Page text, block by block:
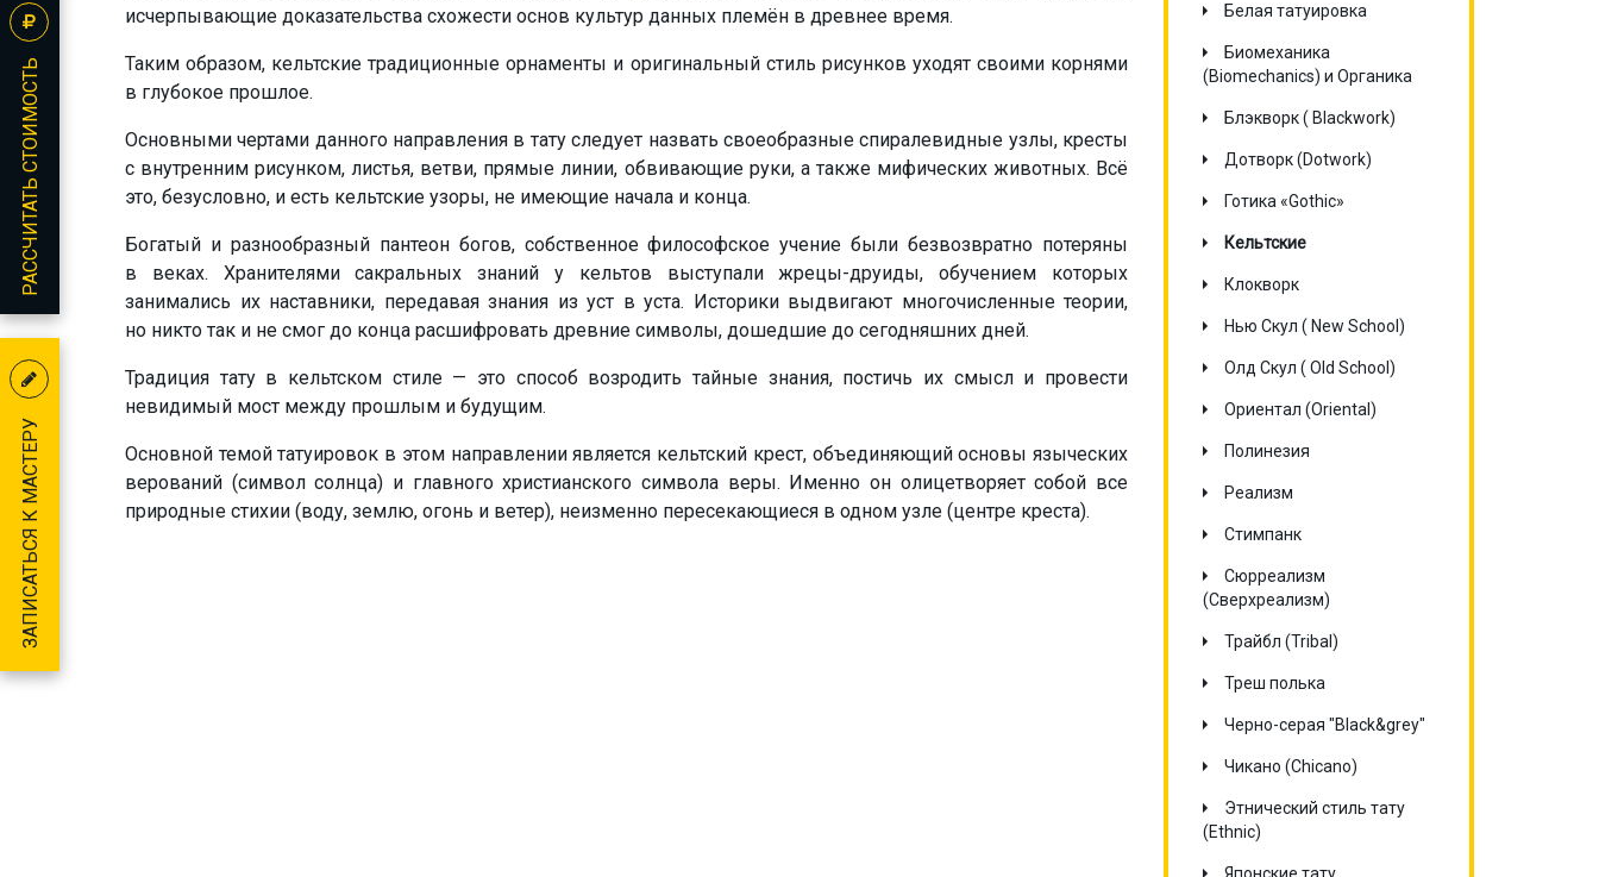
исчерпывающие доказательства схожести основ культур данных племён в древнее время.
Таким образом, кельтские традиционные орнаменты и оригинальный стиль рисунков уходятсвоими корнями
в глубокое прошлое.
Основными чертами данного направления в тату следует назвать своеобразныеспиралевидные узлы, кресты
с внутренним рисунком, листья, ветви, прямые линии, обвивающие руки, а также мифических животных. Всё
это, безусловно, и есть кельтские узоры, не имеющие начала и конца.
Богатый и разнообразный пантеон богов, собственное философское учение были безвозвратно потеряны
в веках. Хранителями сакральных знаний у кельтов выступалижрецы-друиды, обучением которых
занимались их наставники, передавая знания из уст в уста. Историки выдвигают многочисленные теории,
но никто так и не смог до конца расшифровать древние символы, дошедшие до сегодняшних дней.
Традиция тату в кельтском стиле— это способ возродить тайные знания, постичь их смысли провести
невидимый мост между прошлым и будущим.
Основной темой татуировок в этом направлении является кельтский крест, объединяющий основы языческих
верований (символ солнца) и главного христианского символа веры. Именно он олицетворяет собой все
природные стихии (воду, землю, огонь и ветер), неизменно пересекающиеся в одном узле (центре креста).
Белая татуировка
Биомеханика
(Biomechanics) и Органика
Блэкворк ( Blackwork)
Дотворк (Dotwork)
Готика «Gothic»
Кельтские
Клокворк
Нью Скул ( New School)
Олд Скул ( Old School)
Ориентал (Oriental)
Полинезия
Реализм
Стимпанк
Сюрреализм
(Сверхреализм)
Трайбл (Tribal)
Треш полька
Черно-серая "Black&grey"
Чикано (Chicano)
Этнический стиль тату
(Ethnic)
РАССЧИТАТЬ СТОИМОСТЬ
ЗАПИСАТЬСЯ К МАСТЕРУ